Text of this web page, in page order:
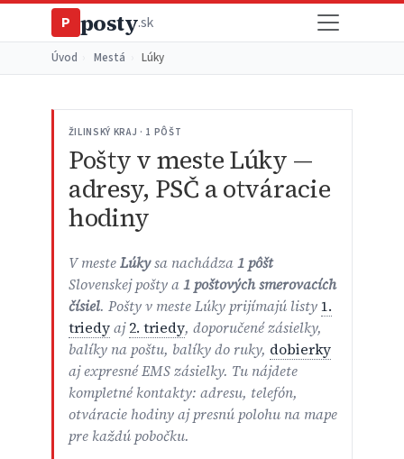
P posty.sk
Úvod Mestá Lúky
ŽILINSKÝ KRAJ · 1 PÔŠT
Pošty v meste Lúky —
adresy, PSČ a otváracie
hodiny
V mesteLúkysa nachádza1 pôšt
Slovenskej pošty a1 poštových smerovacích
čísiel. Pošty v meste Lúky prijímajú listy 1.
triedyaj2. triedy, doporučené zásielky,
balíky na poštu, balíky do ruky, dobierky
aj expresné EMS zásielky. Tu nájdete
kompletné kontakty: adresu, telefón,
otváracie hodiny aj presnú polohu na mape
pre každú pobočku.